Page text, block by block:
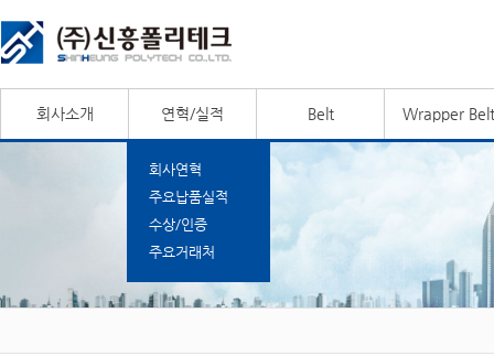
회사소개 연혁/실적 Belt Wrapper Belt
회사연혁
주요납품실적
수상/인증
주요거래처